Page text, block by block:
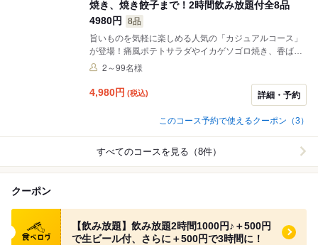
焼き、焼き餃子まで！2時間飲み放題付全8品
4980円
8品
旨いものを気軽に楽しめる人気の「カジュアルコース」
が登場！痛風ポテトサラダやイカゲソゴロ焼き、香ばし
い焼き餃子をはじめ、あなゆき焼きそばで満足度も抜
付きで気の合う仲間との飲み会にぴったりの全8品で
2～99名様
4,980円 (税込) 詳細・予約
このコース予約で使えるクーポン（3）
すべてのコースを見る（8件）
クーポン
食べログ クーポン
【飲み放題】飲み放題2時間1000円♪＋500円
で生ビール付、さらに＋500円で3時間に！